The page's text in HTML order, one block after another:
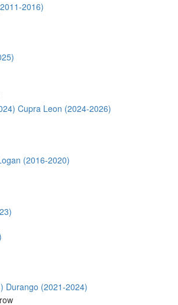
2016)
Cupra Leon (2024-2026)
(2016-2020)
Durango (2021-2024)